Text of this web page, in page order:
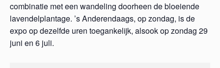
combinatie met een wandeling doorheen de bloeiende
lavendelplantage. ’s Anderendaags, op zondag, is de
expo op dezelfde uren toegankelijk, alsook op zondag 29
juni en 6 juli.